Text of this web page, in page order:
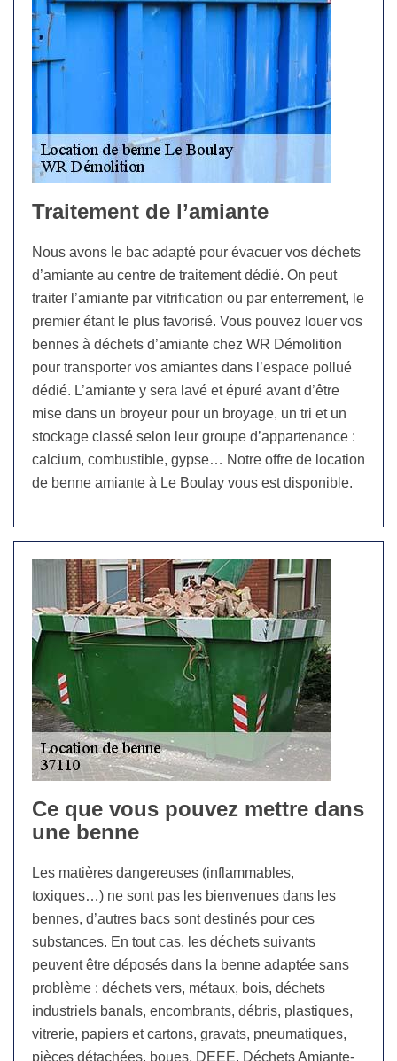
Traitement de l’amiante
Nous avons le bac adapté pour évacuer vos déchets
d’amiante au centre de traitement dédié. On peut
traiter l’amiante par vitrification ou par enterrement, le
premier étant le plus favorisé. Vous pouvez louer vos
bennes à déchets d’amiante chez WR Démolition
pour transporter vos amiantes dans l’espace pollué
dédié. L’amiante y sera lavé et épuré avant d’être
mise dans un broyeur pour un broyage, un tri et un
stockage classé selon leur groupe d’appartenance :
calcium, combustible, gypse… Notre offre de location
de benne amiante à Le Boulay vous est disponible.
Ce que vous pouvez mettre dans
une benne
Les matières dangereuses (inflammables,
toxiques…) ne sont pas les bienvenues dans les
bennes, d’autres bacs sont destinés pour ces
substances. En tout cas, les déchets suivants
peuvent être déposés dans la benne adaptée sans
problème : déchets vers, métaux, bois, déchets
industriels banals, encombrants, débris, plastiques,
vitrerie, papiers et cartons, gravats, pneumatiques,
pièces détachées, boues, DEEE, Déchets Amiante-